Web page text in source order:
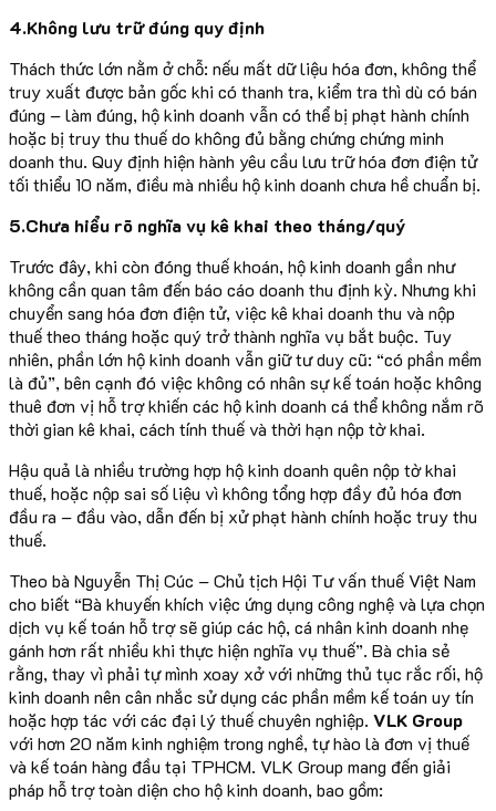
4.Không lưu trữ đúng quy định
Thách thức lớn nằm ở chỗ: nếu mất dữ liệu hóa đơn, không thể
truy xuất được bản gốc khi có thanh tra, kiểm tra thì dù có bán
đúng – làm đúng, hộ kinh doanh vẫn có thể bị phạt hành chính
hoặc bị truy thu thuế do không đủ bằng chứng chứng minh
doanh thu. Quy định hiện hành yêu cầu lưu trữ hóa đơn điện tử
tối thiểu 10 năm, điều mà nhiều hộ kinh doanh chưa hề chuẩn bị.
5.Chưa hiểu rõ nghĩa vụ kê khai theo tháng/quý
Trước đây, khi còn đóng thuế khoán, hộ kinh doanh gần như
không cần quan tâm đến báo cáo doanh thu định kỳ. Nhưng khi
chuyển sang hóa đơn điện tử, việc kê khai doanh thu và nộp
thuế theo tháng hoặc quý trở thành nghĩa vụ bắt buộc. Tuy
nhiên, phần lớn hộ kinh doanh vẫn giữ tư duy cũ: “có phần mềm
là đủ”, bên cạnh đó việc không có nhân sự kế toán hoặc không
thuê đơn vị hỗ trợ khiến các hộ kinh doanh cá thể không nắm rõ
thời gian kê khai, cách tính thuế và thời hạn nộp tờ khai.
Hậu quả là nhiều trường hợp hộ kinh doanh quên nộp tờ khai
thuế, hoặc nộp sai số liệu vì không tổng hợp đầy đủ hóa đơn
đầu ra – đầu vào, dẫn đến bị xử phạt hành chính hoặc truy thu
thuế.
Theo bà Nguyễn Thị Cúc – Chủ tịch Hội Tư vấn thuế Việt Nam
cho biết “Bà khuyến khích việc ứng dụng công nghệ và lựa chọn
dịch vụ kế toán hỗ trợ sẽ giúp các hộ, cá nhân kinh doanh nhẹ
gánh hơn rất nhiều khi thực hiện nghĩa vụ thuế”. Bà chia sẻ
rằng, thay vì phải tự mình xoay xở với những thủ tục rắc rối, hộ
kinh doanh nên cân nhắc sử dụng các phần mềm kế toán uy tín
hoặc hợp tác với các đại lý thuế chuyên nghiệp. VLK Group
với hơn 20 năm kinh nghiệm trong nghề, tự hào là đơn vị thuế
và kế toán hàng đầu tại TPHCM. VLK Group mang đến giải
pháp hỗ trợ toàn diện cho hộ kinh doanh, bao gồm: